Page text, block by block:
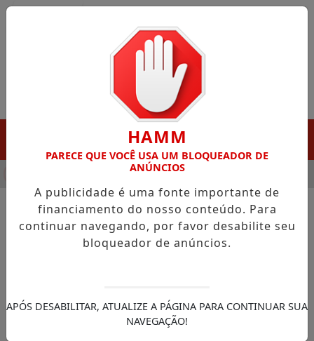
DESTAQUE EM PORTO GRANDE COM ATUAÇÃO VOLTADA
NOTÍCIAS/PORTO GRANDE
Vereadora anuncia melhorias
da Linha C, elevando
esperança entre moradores
HAMM
PARECE QUE VOCÊ USA UM BLOQUEADOR DE
ANÚNCIOS
A publicidade é uma fonte importante de
financiamento do nosso conteúdo. Para
continuar navegando, por favor desabilite seu
bloqueador de anúncios.
APÓS DESABILITAR, ATUALIZE A PÁGINA PARA CONTINUAR SUA
NAVEGAÇÃO!